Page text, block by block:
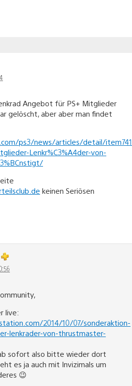
Angebot für PS+ Mitglieder
gelöscht, aber aber man findet
ps3/news/articles/detail/
Lenkr%C3%A4der-von-
keinen Seriösen
live:
2014/10/07/sonderaktion-
lenkrader-von-thrustmaster-
sofort also bitte wieder dort
es ja auch mit Invizimals um
😉